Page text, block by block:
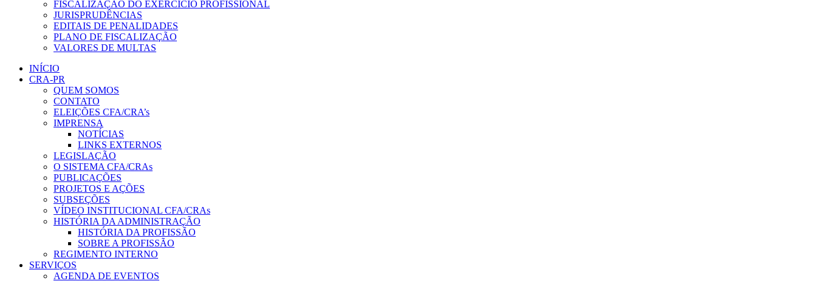
FISCALIZAÇÃO DO EXERCÍCIO PROFISSIONAL
JURISPRUDÊNCIAS
EDITAIS DE PENALIDADES
PLANO DE FISCALIZAÇÃO
VALORES DE MULTAS
INÍCIO
CRA-PR
QUEM SOMOS
CONTATO
ELEIÇÕES CFA/CRA’s
IMPRENSA
NOTÍCIAS
LINKS EXTERNOS
LEGISLAÇÃO
O SISTEMA CFA/CRAs
PUBLICAÇÕES
PROJETOS E AÇÕES
SUBSEÇÕES
VÍDEO INSTITUCIONAL CFA/CRAs
HISTÓRIA DA ADMINISTRAÇÃO
HISTÓRIA DA PROFISSÃO
SOBRE A PROFISSÃO
REGIMENTO INTERNO
SERVIÇOS
AGENDA DE EVENTOS